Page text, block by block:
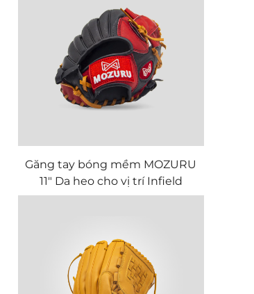
Găng tay bóng mềm MOZURU
11" Da heo cho vị trí Infield